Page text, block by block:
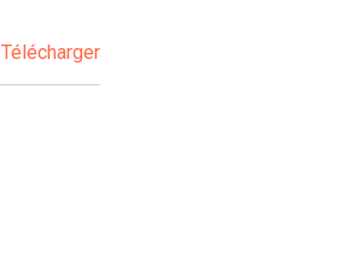
Télécharger